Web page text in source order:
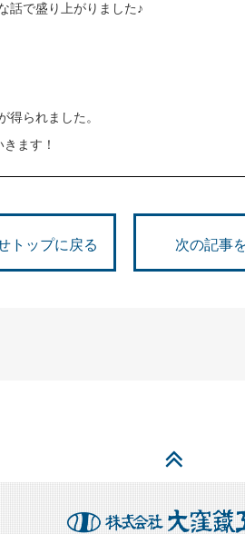
話で盛り上がりました♪
得られました。
ます！
トップに戻る 次の記事